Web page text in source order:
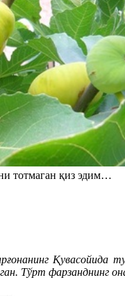
тотмаган қиз эдим…
Қувасойида
Тўрт фарзанднинг